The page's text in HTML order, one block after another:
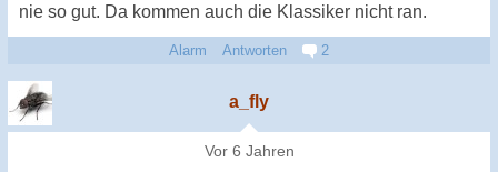
nie so gut. Da kommen auch die Klassiker nicht ran.
Alarm Antworten 2
a_fly
Vor 6 Jahren